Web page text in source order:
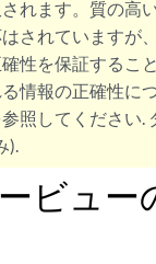
れます。質の高
されていますが
性を保証するこ
情報の正確性に
照してください.
).
ビュー